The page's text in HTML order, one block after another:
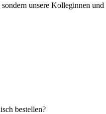
unsere Kolleginnen
bestellen?